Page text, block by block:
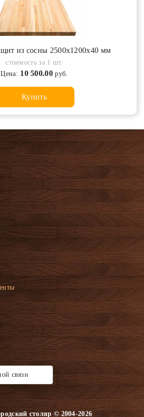
из сосны 2500х1200х40 мм
стоимость за 1 шт.
Цена: 10 500.00 руб.
Купить
связи
столяр © 2004-2026